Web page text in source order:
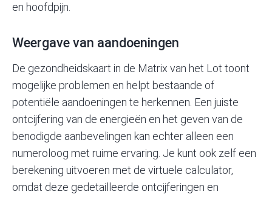
en hoofdpijn.
Weergave van aandoeningen
De gezondheidskaart in de Matrix van het Lot toont
mogelijke problemen en helpt bestaande of
potentiële aandoeningen te herkennen. Een juiste
ontcijfering van de energieën en het geven van de
benodigde aanbevelingen kan echter alleen een
numeroloog met ruime ervaring. Je kunt ook zelf een
berekening uitvoeren met de virtuele calculator,
omdat deze gedetailleerde ontcijferingen en